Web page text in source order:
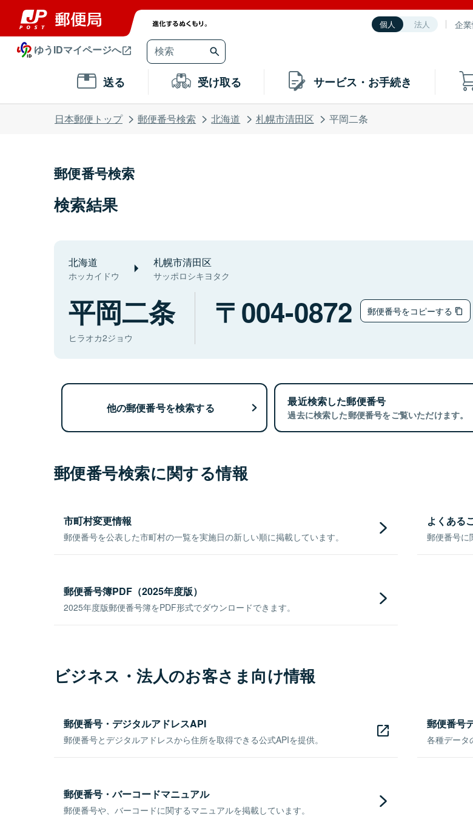
個人 法人 企
ゆうIDマイページへ
送る 受け取る サービス・お手続き
日本郵便トップ 郵便番号検索 北海道 札幌市清田区 平岡二条
郵便番号検索
検索結果
北海道
ホッカイドウ
札幌市清田区
サッポロシキヨタク
平岡二条
ヒラオカ2ジョウ
004-0872 郵便番号をコピーする
他の郵便番号を検索する 最近検索した郵便番号
過去に検索した郵便番号をご覧いただけます。
郵便番号検索に関する情報
市町村変更情報
郵便番号を公表した市町村の一覧を実施日の新しい順に掲載しています。
よくある
郵便番号に
郵便番号簿PDF（2025年度版）
2025年度版郵便番号簿をPDF形式でダウンロードできます。
ビジネス・法人のお客さま向け情報
郵便番号・デジタルアドレスAPI
郵便番号とデジタルアドレスから住所を取得できる公式APIを提供。
郵便番号
各種データ
郵便番号・バーコードマニュアル
郵便番号や、バーコードに関するマニュアルを掲載しています。